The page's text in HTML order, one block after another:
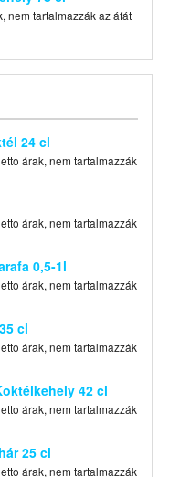
nem tartalmazzák az áfát
24 cl
árak, nem tartalmazzák
árak, nem tartalmazzák
0,5-1l
árak, nem tartalmazzák
cl
árak, nem tartalmazzák
42 cl
árak, nem tartalmazzák
25 cl
árak, nem tartalmazzák